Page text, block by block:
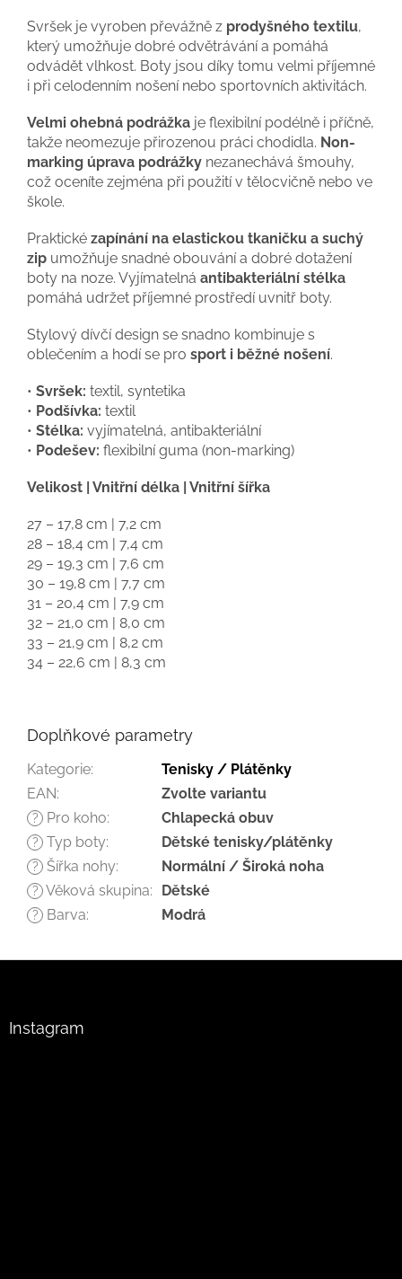
Svršek je vyroben převážně z prodyšného textilu,
který umožňuje dobré odvětrávání a pomáhá
odvádět vlhkost. Boty jsou díky tomu velmi příjemné
i při celodenním nošení nebo sportovních aktivitách.
Velmi ohebná podrážka je flexibilní podélně i příčně,
takže neomezuje přirozenou práci chodidla. Non-
marking úprava podrážky nezanechává šmouhy,
což oceníte zejména při použití v tělocvičně nebo ve
škole.
Praktické zapínání na elastickou tkaničku a suchý
zip umožňuje snadné obouvání a dobré dotažení
boty na noze. Vyjímatelná antibakteriální stélka
pomáhá udržet příjemné prostředí uvnitř boty.
Stylový dívčí design se snadno kombinuje s
oblečením a hodí se pro sport i běžné nošení.
• Svršek: textil, syntetika
• Podšívka: textil
• Stélka: vyjímatelná, antibakteriální
• Podešev: flexibilní guma (non-marking)
Velikost | Vnitřní délka | Vnitřní šířka
27 – 17,8 cm | 7,2 cm
28 – 18,4 cm | 7,4 cm
29 – 19,3 cm | 7,6 cm
30 – 19,8 cm | 7,7 cm
31 – 20,4 cm | 7,9 cm
32 – 21,0 cm | 8,0 cm
33 – 21,9 cm | 8,2 cm
34 – 22,6 cm | 8,3 cm
Doplňkové parametry
Kategorie:
Tenisky / Plátěnky
EAN: Zvolte variantu
? Pro koho: Chlapecká obuv
? Typ boty: Dětské tenisky/plátěnky
? Šířka nohy: Normální / Široká noha
? Věková skupina: Dětské
? Barva: Modrá
Instagram